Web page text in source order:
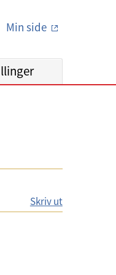
Min side
Skriv ut